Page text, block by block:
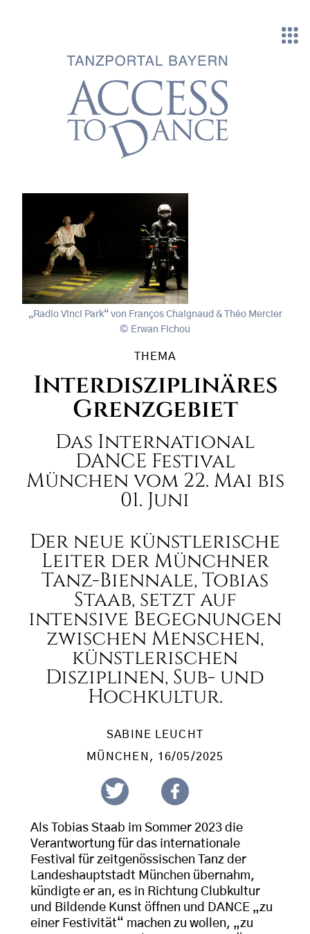
„Radio Vinci Park“ von Franços Chaignaud & Théo Mercier
Erwan Fichou
THEMA
Interdisziplinäres
Grenzgebiet
Das International
DANCE Festival
München vom 22. Mai bis
01. Juni
Der neue künstlerische
Leiter der Münchner
Tanz-Biennale, Tobias
Staab, setzt auf
intensive Begegnungen
zwischen Menschen,
künstlerischen
Disziplinen, Sub- und
Hochkultur.
SABINE LEUCHT
MÜNCHEN , 16/05/2025
Als Tobias Staab im Sommer 2023 die
Verantwortung für das internationale
Festival für zeitgenössischen Tanz der
Landeshauptstadt München übernahm,
kündigte er an, es in Richtung Clubkultur
und Bildende Kunst öffnen und DANCE „zu
einer Festivität“ machen zu wollen, „zu